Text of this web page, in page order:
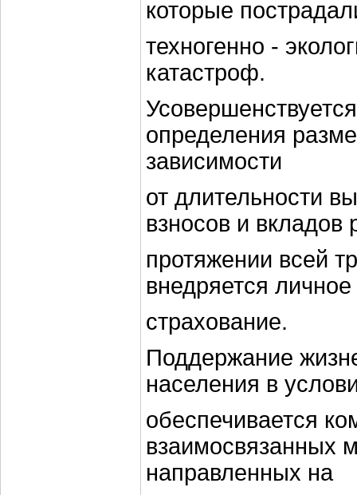
которые
техногенно -
катастроф.
определения
зависимости
от длительности
взносов и вкладов
протяжении всей
внедряется
страхование.
Поддержание
населения в
обеспечивается
взаимосвязанных
направленных на